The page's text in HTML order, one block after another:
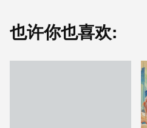
也许你也喜欢: